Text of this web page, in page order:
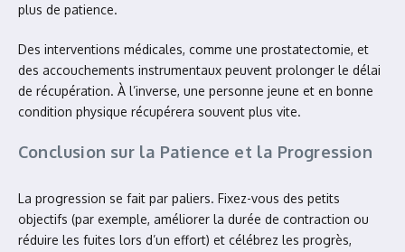
plus de patience.
Des interventions médicales, comme une prostatectomie, et
des accouchements instrumentaux peuvent prolonger le délai
de récupération. À l’inverse, une personne jeune et en bonne
condition physique récupérera souvent plus vite.
Conclusion sur la Patience et la Progression
La progression se fait par paliers. Fixez-vous des petits
objectifs (par exemple, améliorer la durée de contraction ou
réduire les fuites lors d’un effort) et célébrez les progrès,